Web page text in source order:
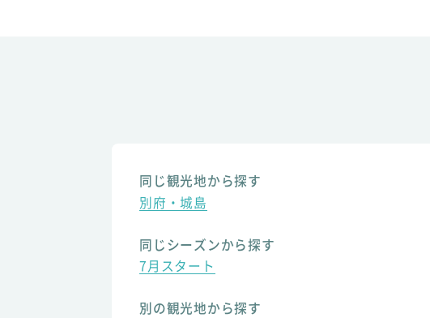
同じ観光地から探す
別府・城島
同じシーズンから探す
7月スタート
別の観光地から探す